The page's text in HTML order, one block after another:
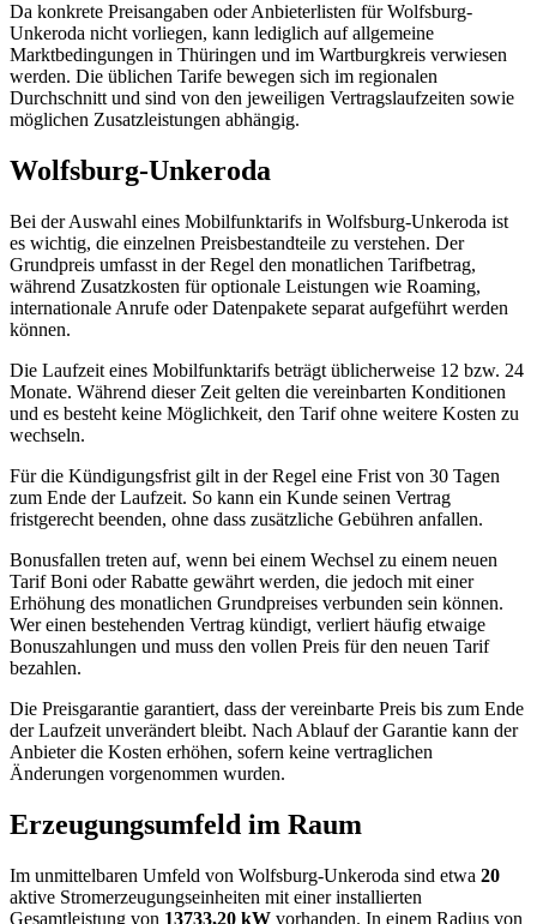
Da konkrete Preisangaben oder Anbieterlisten für Wolfsburg-
Unkeroda nicht vorliegen, kann lediglich auf allgemeine
Marktbedingungen in Thüringen und im Wartburgkreis verwiesen
werden. Die üblichen Tarife bewegen sich im regionalen
Durchschnitt und sind von den jeweiligen Vertragslaufzeiten sowie
möglichen Zusatzleistungen abhängig.
Wolfsburg-Unkeroda
Bei der Auswahl eines Mobilfunktarifs in Wolfsburg-Unkeroda ist
es wichtig, die einzelnen Preisbestandteile zu verstehen. Der
Grundpreis umfasst in der Regel den monatlichen Tarifbetrag,
während Zusatzkosten für optionale Leistungen wie Roaming,
internationale Anrufe oder Datenpakete separat aufgeführt werden
können.
Die Laufzeit eines Mobilfunktarifs beträgt üblicherweise 12 bzw. 24
Monate. Während dieser Zeit gelten die vereinbarten Konditionen
und es besteht keine Möglichkeit, den Tarif ohne weitere Kosten zu
wechseln.
Für die Kündigungsfrist gilt in der Regel eine Frist von 30 Tagen
zum Ende der Laufzeit. So kann ein Kunde seinen Vertrag
fristgerecht beenden, ohne dass zusätzliche Gebühren anfallen.
Bonusfallen treten auf, wenn bei einem Wechsel zu einem neuen
Tarif Boni oder Rabatte gewährt werden, die jedoch mit einer
Erhöhung des monatlichen Grundpreises verbunden sein können.
Wer einen bestehenden Vertrag kündigt, verliert häufig etwaige
Bonuszahlungen und muss den vollen Preis für den neuen Tarif
bezahlen.
Die Preisgarantie garantiert, dass der vereinbarte Preis bis zum Ende
der Laufzeit unverändert bleibt. Nach Ablauf der Garantie kann der
Anbieter die Kosten erhöhen, sofern keine vertraglichen
Änderungen vorgenommen wurden.
Erzeugungsumfeld im Raum
Im unmittelbaren Umfeld von Wolfsburg-Unkeroda sind etwa 20
aktive Stromerzeugungseinheiten mit einer installierten
Gesamtleistung von 13733,20 kW vorhanden. In einem Radius von